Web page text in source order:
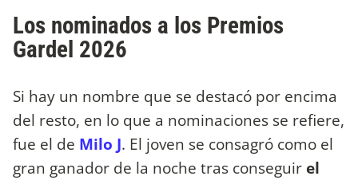
Los nominados a los Premios
Gardel 2026
Si hay un nombre que se destacó por encima
del resto, en lo que a nominaciones se refiere,
fue el de Milo J. El joven se consagró como el
gran ganador de la noche tras conseguir el